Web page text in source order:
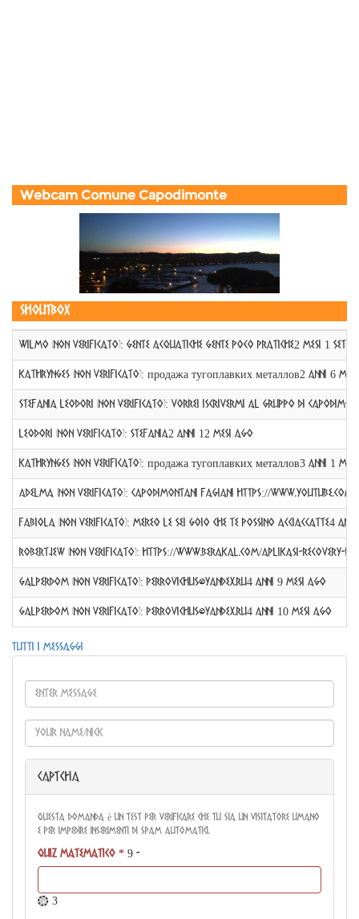
Webcam Comune Capodimonte
Shoutbox
WILMO (non verificato): GENTE ACQUATICHE GENTE POCO PRATICHE2 mesi 1
KathrynGes (non verificato): продажа тугоплавких металлов2 anni 6
Stefania Leodori (non verificato): Vorrei iscrivermi al gruppo di
Leodori (non verificato): Stefania2 anni 12 mesi ago
KathrynGes (non verificato): продажа тугоплавких металлов3 anni 1
Adelma (non verificato): Capodimontani fagiani https://
fabiola (non verificato): MEREO LE SEI GOIO CHE TE POSSINO ACCIACCATTE4 anni
Robertjew (non verificato): https://www.berakal.com/aplikasi-recovery-
GalperDom (non verificato): perrovichus@yandex.ru4 anni 9 mesi ago
GalperDom (non verificato): perrovichus@yandex.ru4 anni 10 mesi ago
Tutti i messaggi
CAPTCHA
Questa domanda è un test per verificare che tu sia un visitatore umano
e per impedire inserimenti di spam automatici.
Quiz matematico * 9 -
= 3